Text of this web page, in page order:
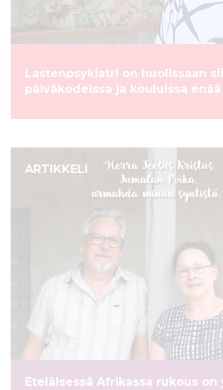
Lastenpsykiatri on huolissaan
päiväkodeissa ja kouluissa
ARTIKKELI
Eteläisessä Afrikassa rukous